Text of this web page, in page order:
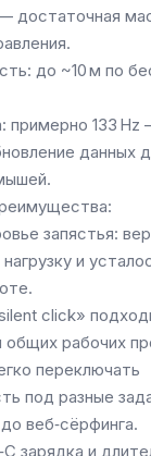
достаточная
до ~10 м по
примерно 133 Hz
данных
запястья:
и
click»
рабочих
переключать
под разные
веб‑сёрфинга.
зарядка и